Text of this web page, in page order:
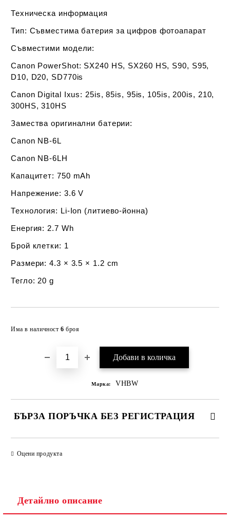
Техническа информация
Тип: Съвместима батерия за цифров фотоапарат
Съвместими модели:
Canon PowerShot: SX240 HS, SX260 HS, S90, S95,
D10, D20, SD770is
Canon Digital Ixus: 25is, 85is, 95is, 105is, 200is, 210,
300HS, 310HS
Замества оригинални батерии:
Canon NB-6L
Canon NB-6LH
Капацитет: 750 mAh
Напрежение: 3.6 V
Технология: Li-Ion (литиево-йонна)
Енергия: 2.7 Wh
Брой клетки: 1
Размери: 4.3 × 3.5 × 1.2 cm
Тегло: 20 g
Има в наличност 6 броя
Марка: VHBW
БЪРЗА ПОРЪЧКА БЕЗ РЕГИСТРАЦИЯ
Съгласен съм с
Ние ще се свържем с вас в рамките на работния ден.
Оцени продукта
Детайлно описание